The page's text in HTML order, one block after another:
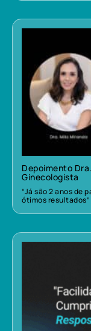
Depoimento
Ginecologista
“Já são 2 anos de
ótimos resultados”